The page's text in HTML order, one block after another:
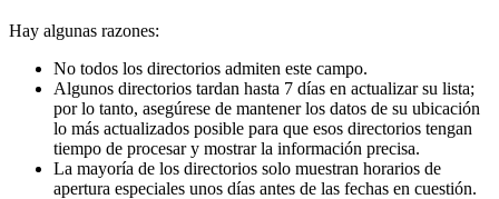
Hay algunas razones:
No todos los directorios admiten este campo.
Algunos directorios tardan hasta 7 días en actualizar su lista;
por lo tanto, asegúrese de mantener los datos de su ubicación
lo más actualizados posible para que esos directorios tengan
tiempo de procesar y mostrar la información precisa.
La mayoría de los directorios solo muestran horarios de
apertura especiales unos días antes de las fechas en cuestión.